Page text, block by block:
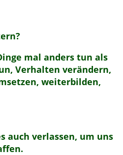
mal anders tun als
Verhalten verändern,
weiterbilden,
auch verlassen, um uns